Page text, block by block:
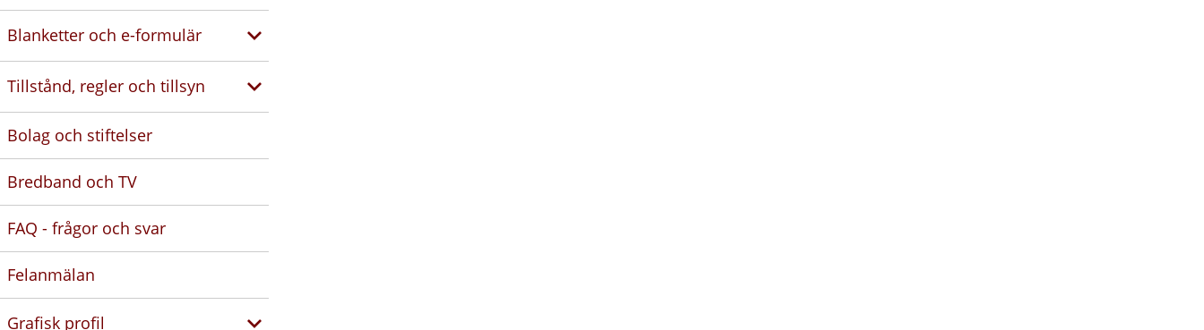
Blanketter och e-formulär
Tillstånd, regler och tillsyn
Bolag och stiftelser
Bredband och TV
FAQ - frågor och svar
Felanmälan
Grafisk profil